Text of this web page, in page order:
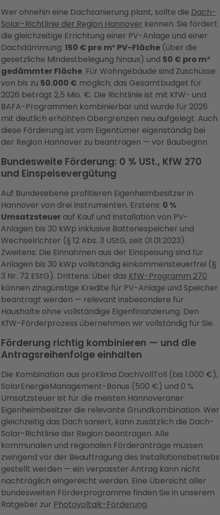
Wer ohnehin eine Dachsanierung plant, sollte die Dach-
Solar-Richtlinie der Region Hannover kennen. Sie fördert
die gleichzeitige Errichtung einer PV-Anlage und einer
Dachdämmung: 150 € pro m² PV-Fläche(über die
gesetzliche Mindestbelegung hinaus) und 50 € pro m²
gedämmter Fläche. Für Wohngebäude sind Zuschüsse
von bis zu 50.000 € möglich; das Gesamtbudget für
2026 beträgt 2,5 Mio. €. Die Richtlinie ist mit KfW- und
BAFA-Programmen kombinierbar und wurde für 2026
mit deutlich erhöhten Obergrenzen neu aufgelegt. Auch
diese Förderung ist vom Eigentümer eigenständig bei
der Region Hannover zu beantragen — vor Baubeginn.
Bundesweite Förderung: 0 % USt., KfW 270
und Einspeisevergütung
Auf Bundesebene profitieren Eigenheimbesitzer in
Hannover von drei Instrumenten. Erstens: 0 %
Umsatzsteuerauf Kauf und Installation von PV-
Anlagen bis 30 kWp inklusive Batteriespeicher und
Wechselrichter (§ 12 Abs. 3 UStG, seit 01.01.2023).
Zweitens: Die Einnahmen aus der Einspeisung sind für
Anlagen bis 30 kWp vollständig einkommensteuerfrei (§
3 Nr. 72 EStG). Drittens: Über das KfW-Programm 270
können zinsgünstige Kredite für PV-Anlage und Speicher
beantragt werden — relevant insbesondere für
Haushalte ohne vollständige Eigenfinanzierung. Den
KfW-Förderprozess übernehmen wir vollständig für Sie.
Förderung richtig kombinieren — und die
Antragsreihenfolge einhalten
Die Kombination aus proKlima DachVollToll (bis 1.000 €),
SolarEnergieManagement-Bonus (500 €) und 0 %
Umsatzsteuer ist für die meisten Hannoveraner
Eigenheimbesitzer die relevante Grundkombination. Wer
gleichzeitig das Dach saniert, kann zusätzlich die Dach-
Solar-Richtlinie der Region beantragen. Alle
kommunalen und regionalen Förderanträge müssen
zwingend vor der Beauftragung des Installationsbetriebs
gestellt werden — ein verpasster Antrag kann nicht
nachträglich eingereicht werden. Eine Übersicht aller
bundesweiten Förderprogramme finden Sie in unserem
Ratgeber zur Photovoltaik-Förderung.